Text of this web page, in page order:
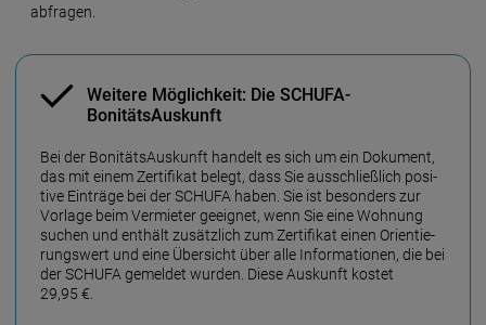
abfragen.
Weitere Möglichkeit: Die SCHUFA-
BonitätsAuskunft
Bei der BonitätsAuskunft handelt es sich um ein Dokument,
das mit einem Zertifikat belegt, dass Sie aus­schließ­lich posi­
tive Ein­trä­ge bei der SCHUFA haben. Sie ist be­son­ders zur
Vor­lage beim Ver­mieter ge­eig­net, wenn Sie eine Woh­nung
suchen und ent­hält zu­sätz­lich zum Zerti­fikat einen Orien­tie­
rungs­wert und eine Über­sicht über alle In­forma­tionen, die bei
der SCHUFA gemel­det wurden. Diese Auskunft kos­tet
29,95 €.